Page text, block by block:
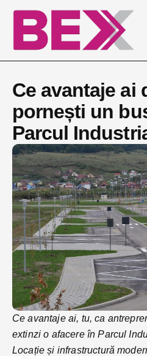
Ce avantaje ai
pornești un
Parcul
Ce avantaje ai, tu, ca
extinzi o afacere în Parcul
Locație și infrastructură